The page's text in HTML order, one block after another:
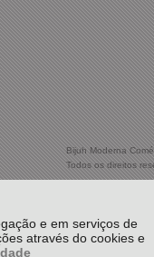
e em serviços de
através do cookies e
Bijuh Moderna
Todos os direitos